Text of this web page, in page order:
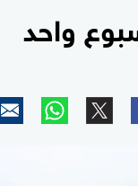
واحد